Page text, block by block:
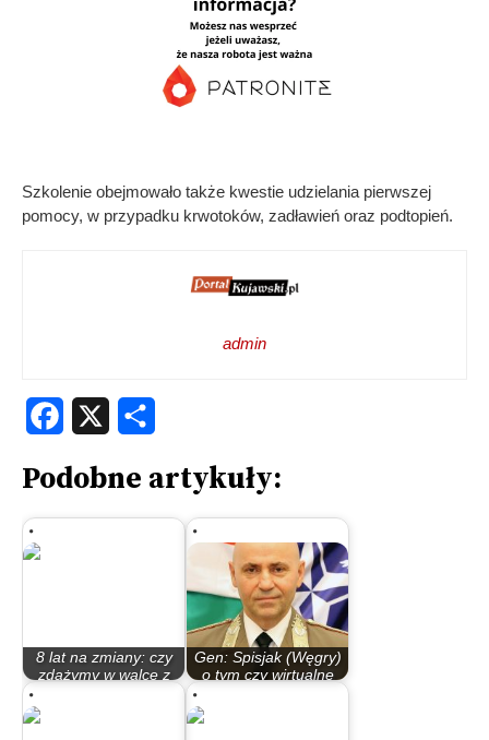
Szkolenie obejmowało także kwestie udzielania pierwszej
pomocy, w przypadku krwotoków, zadławień oraz podtopień.
admin
Facebook
Podobne artykuły:
8 lat na zmiany: czy
zdążymy w walce z
Gen: Spisjak (Węgry)
o tym czy wirtualne